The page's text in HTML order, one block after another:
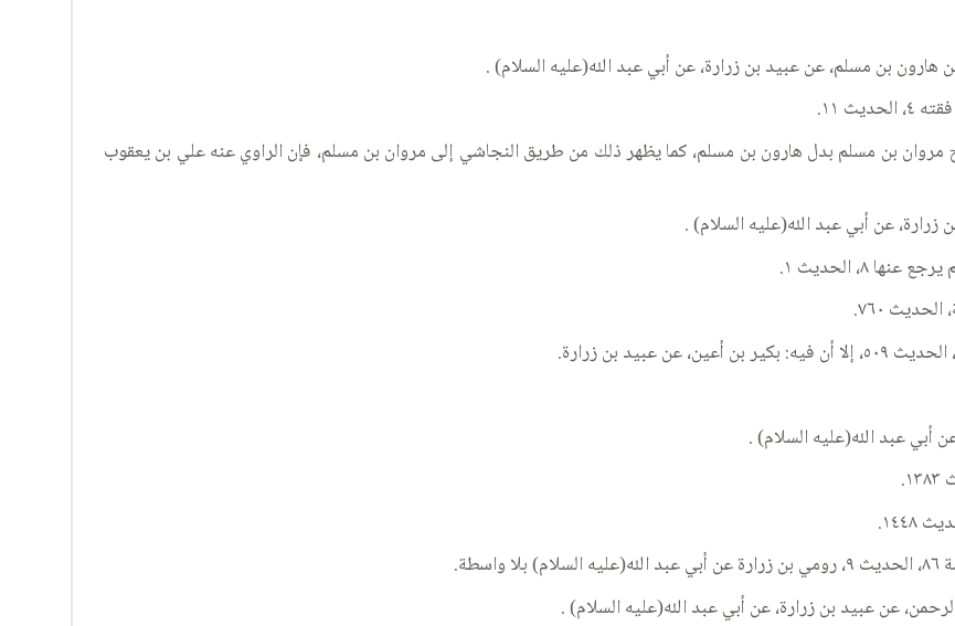
بن مسلم، عن عبيد بن زرارة، عن أبي عبد الله(عليه السلام) .
مروان بن مسلم بدل هارون بن مسلم، كما يظهر ذلك من طريق النجاشي إلى مروان بن مسلم، فإن الراوي عنه علي بن يعقوب
عن أبي عبد الله(عليه السلام) .
عبد الله(عليه السلام) .
عن عبيد بن زرارة، عن أبي عبد الله(عليه السلام) .